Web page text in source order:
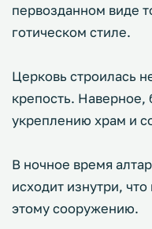
первозданном виде
готическом стиле.
Церковь строилась
крепость.
укреплению храм и
В ночное время
исходит изнутри,
этому сооружению.